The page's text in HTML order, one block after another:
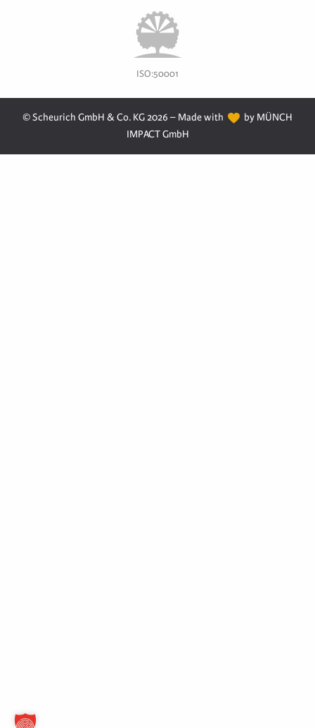
ISO:50001
© Scheurich GmbH & Co. KG 2026 – Made with
by MÜNCH
IMPACT GmbH